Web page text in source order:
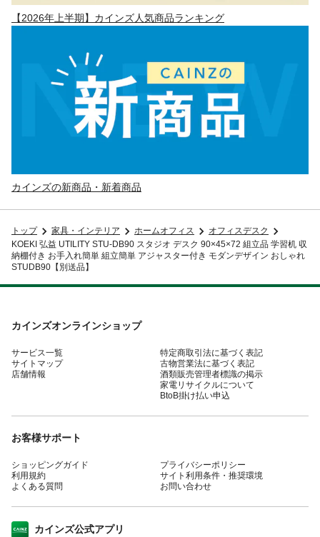
【2026年上半期】カインズ人気商品ランキング
カインズの新商品・新着商品
トップ 家具・インテリア ホームオフィス
オフィスデスク
KOEKI 弘益 UTILITY STU-DB90 スタジオ デスク 90×45×72 組立品 学習机 収
納棚付き お手入れ簡単 組立簡単 アジャスター付き モダンデザイン おしゃれ
STUDB90【別送品】
カインズオンラインショップ
サービス一覧
サイトマップ
店舗情報
特定商取引法に基づく表記
古物営業法に基づく表記
酒類販売管理者標識の掲示
家電リサイクルについて
BtoB掛け払い申込
お客様サポート
ショッピングガイド
利用規約
よくある質問
プライバシーポリシー
サイト利用条件・推奨環境
お問い合わせ
カインズ公式アプリ